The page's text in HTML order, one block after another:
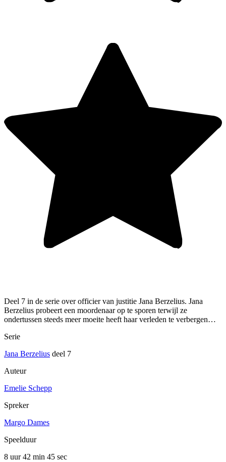
Deel 7 in de serie over officier van justitie Jana Berzelius. Jana
Berzelius probeert een moordenaar op te sporen terwijl ze
ondertussen steeds meer moeite heeft haar verleden te verbergen…
Serie
Jana Berzelius deel 7
Auteur
Emelie Schepp
Spreker
Margo Dames
Speelduur
8 uur 42 min 45 sec